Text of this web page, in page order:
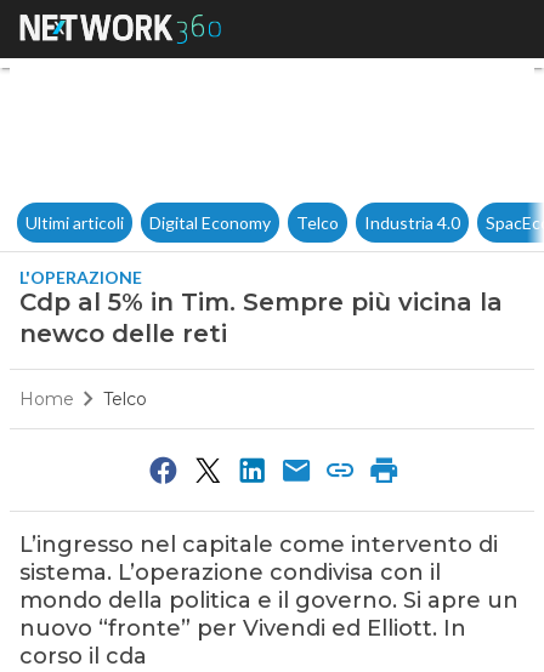
Cdp al 5% in Tim. Sempre
Ultimi articoli Digital Economy Telco Industria 4.0
L'OPERAZIONE
Cdp al 5% in Tim. Sempre più vicina la
newco delle reti
Home Telco
L’ingresso nel capitale come intervento di
sistema. L’operazione condivisa con il
mondo della politica e il governo. Si apre un
nuovo “fronte” per Vivendi ed Elliott. In
corso il cda